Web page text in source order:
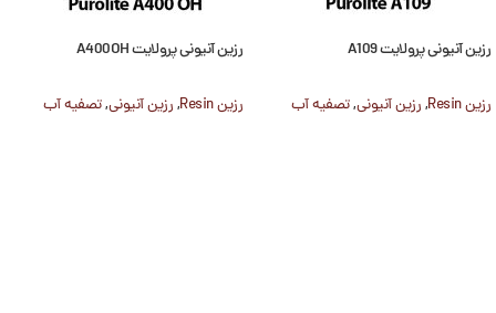
رزین آنیونی پرولایت A109
رزین Resin ,رزین آنیونی,تصفیه آب
رزین آنیونی پرولایت A400OH
رزین Resin ,رزین آنیونی,تصفیه آب